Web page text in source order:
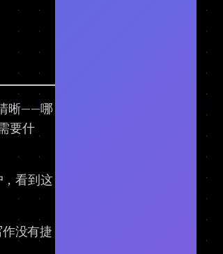
晰——哪
要什
看到这
没有捷